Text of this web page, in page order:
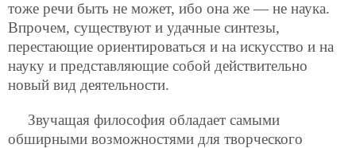
тоже речи быть не может, ибо она же — не наука.
Впрочем, существуют и удачные синтезы,
перестающие ориентироваться и на искусство и на
науку и представляющие собой действительно
новый вид деятельности.
Звучащая философия обладает самыми
обширными возможностями для творческого